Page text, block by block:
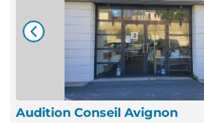
Audition Conseil Avignon